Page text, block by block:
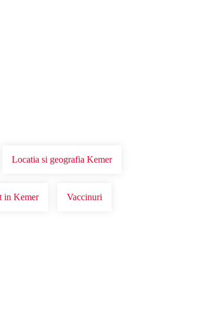
Locatia si geografia Kemer
in Kemer Vaccinuri